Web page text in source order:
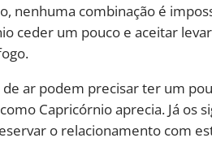
nenhuma combinação é
ceder um pouco e aceitar
ar podem precisar ter um
Capricórnio aprecia. Já os
o relacionamento com